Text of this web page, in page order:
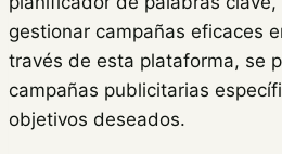
gestionar campañas eficaces
través de esta plataforma, se
campañas publicitarias
objetivos deseados.